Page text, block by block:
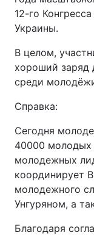
12-го
Украины.
В целом,
хороший заряд
среди
Справка:
Сегодня
40000 молодых
молодежных
координирует
молодежного
Унгуряном, а
Благодаря